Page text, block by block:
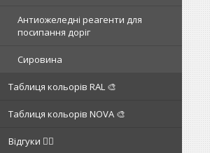
Антиожеледні реагенти для
посипання доріг
Сировина
Таблиця кольорів RAL 🎨
Таблиця кольорів NOVA 🎨
Відгуки ✍🏼